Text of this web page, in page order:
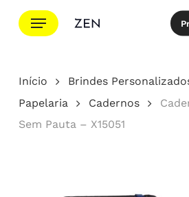
para
principal
Menu
Cotação
Início Brindes
Papelaria
Cadernos
Sem Pauta – X15051